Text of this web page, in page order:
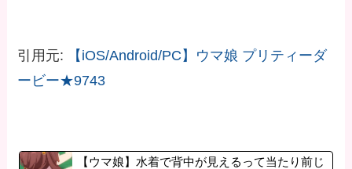
引用元:
【iOS/Android/PC】ウマ娘 プリティーダ
ービー★9743
【ウマ娘】水着で背中が見えるって当たり前じ